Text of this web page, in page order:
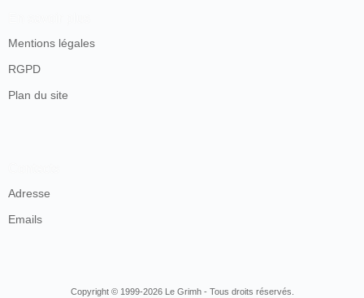
Mentions légales
RGPD
Plan du site
Adresse
Emails
Copyright © 1999-2026 Le Grimh - Tous droits réservés.